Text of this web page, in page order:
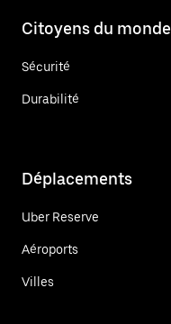
Citoyens du monde
Sécurité
Durabilité
Déplacements
Uber Reserve
Aéroports
Villes